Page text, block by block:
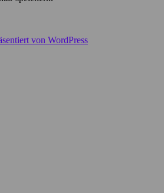
von WordPress